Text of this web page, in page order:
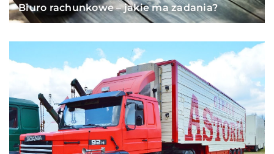
Biuro rachunkowe – jakie ma zadania?